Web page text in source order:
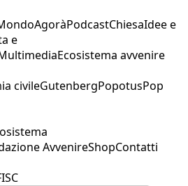
AgoràPodcastChiesaIdee e
e
Ecosistema avvenire
civileGutenbergPopotusPop
AvvenireShopContatti